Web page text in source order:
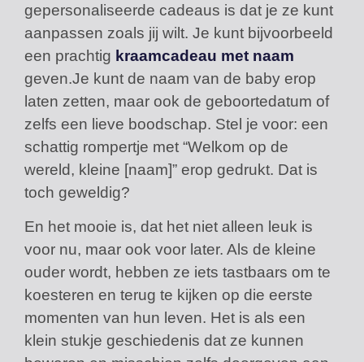
gepersonaliseerde cadeaus is dat je ze kunt
aanpassen zoals jij wilt. Je kunt bijvoorbeeld
een prachtig kraamcadeau met naam
geven.Je kunt de naam van de baby erop
laten zetten, maar ook de geboortedatum of
zelfs een lieve boodschap. Stel je voor: een
schattig rompertje met “Welkom op de
wereld, kleine [naam]” erop gedrukt. Dat is
toch geweldig?
En het mooie is, dat het niet alleen leuk is
voor nu, maar ook voor later. Als de kleine
ouder wordt, hebben ze iets tastbaars om te
koesteren en terug te kijken op die eerste
momenten van hun leven. Het is als een
klein stukje geschiedenis dat ze kunnen